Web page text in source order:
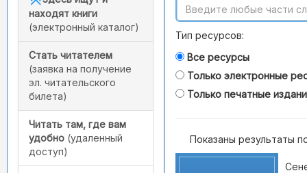
находят книги
(электронный каталог)
Стать читателем
(заявка на получение
эл. читательского
билета)
Читать там, где вам
удобно (удаленный
доступ)
Тип ресурсов:
Все ресурсы
Только электронные
Только печатные
Показаны результаты